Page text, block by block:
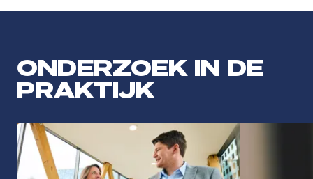
ONDERZOEK IN DE
PRAKTIJK